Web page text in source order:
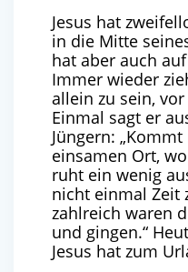
Jesus hat
in die Mitte
hat aber auch
Immer wieder
allein zu sein,
Einmal sagt er
Jüngern:
einsamen Ort,
ruht ein wenig
nicht einmal Zeit
zahlreich waren
und gingen.“
Jesus hat zum